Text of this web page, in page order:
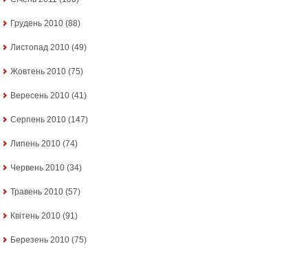
Грудень 2010 (88)
Листопад 2010 (49)
Жовтень 2010 (75)
Вересень 2010 (41)
Серпень 2010 (147)
Липень 2010 (74)
Червень 2010 (34)
Травень 2010 (57)
Квітень 2010 (91)
Березень 2010 (75)